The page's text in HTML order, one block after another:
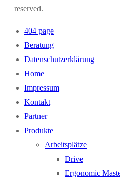
reserved.
404 page
Beratung
Datenschutzerklärung
Home
Impressum
Kontakt
Partner
Produkte
Arbeitsplätze
Drive
Ergonomic